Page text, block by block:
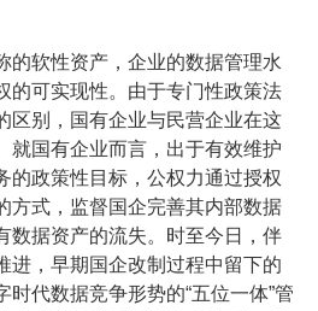
的软性资产，企业的数据管理水
的可实现性。由于专门性政策法
区别，国有企业与民营企业在这
就国有企业而言，出于有效维护
的政策性目标，公权力通过授权
方式，监督国企完善其内部数据
数据资产的流失。时至今日，伴
进，早期国企改制过程中留下的
代数据竞争形势的“五位一体”管